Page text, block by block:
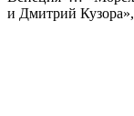
и Дмитрий